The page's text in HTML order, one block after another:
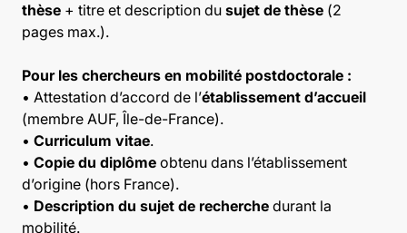
thèse + titre et description du sujet de thèse (2
pages max.).
Pour les chercheurs en mobilité postdoctorale :
• Attestation d’accord de l’établissement d’accueil
(membre AUF, Île-de-France).
• Curriculum vitae.
• Copie du diplôme obtenu dans l’établissement
d’origine (hors France).
• Description du sujet de recherche durant la
mobilité.